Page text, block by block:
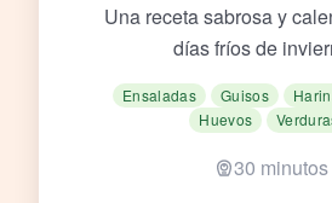
Una receta sabrosa y
días fríos de
Ensaladas Guisos
Huevos
30 minutos